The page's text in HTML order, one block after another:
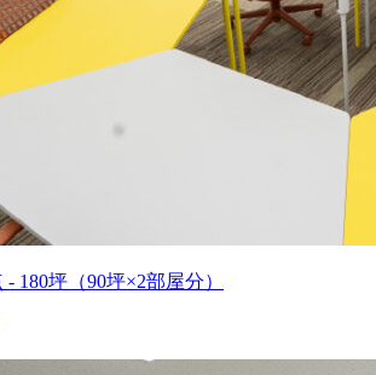
180坪（90坪×2部屋分）